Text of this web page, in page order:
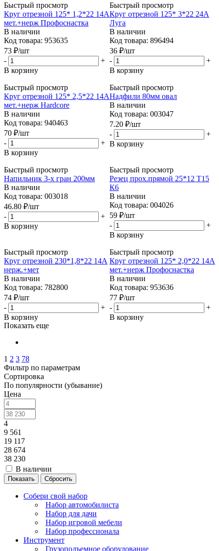
Быстрый просмотр
Круг отрезной 125* 1,2*22 14А
мет.+нерж Профоснастка
В наличии
Код товара: 953635
73 ₽/шт
-
+
В корзину
Быстрый просмотр
Круг отрезной 125* 3*22 24А
Луга
В наличии
Код товара: 896494
36 ₽/шт
-
+
В корзину
Быстрый просмотр
Круг отрезной 125* 2,5*22 14А
мет.+нерж Hardcore
В наличии
Код товара: 940463
70 ₽/шт
-
+
В корзину
Быстрый просмотр
Надфили 80мм овал
В наличии
Код товара: 003047
7.20 ₽/шт
-
+
В корзину
Быстрый просмотр
Напильник 3-х гран 200мм
В наличии
Код товара: 003018
46.80 ₽/шт
-
+
В корзину
Быстрый просмотр
Резец прох.прямой 25*12 Т15
К6
В наличии
Код товара: 004026
59 ₽/шт
-
+
В корзину
Быстрый просмотр
Круг отрезной 230*1,8*22 14А
нерж.+мет
В наличии
Код товара: 782800
74 ₽/шт
-
+
В корзину
Быстрый просмотр
Круг отрезной 125* 2,0*22 14А
мет.+нерж Профоснастка
В наличии
Код товара: 953636
77 ₽/шт
-
+
В корзину
Показать еще
1 2 3 78
Фильтр по параметрам
Сортировка
По популярности (убывание)
Цена
4
9 561
19 117
28 674
38 230
В наличии
Сбросить
Собери свой набор
Набор автомобилиста
Набор для дачи
Набор игровой мебели
Набор профессионала
Инструмент
Грузоподъемное оборудование